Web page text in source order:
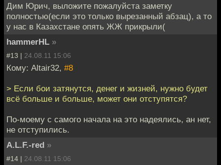
Дим Юрич, выложите пожалуйста заметку
полностью(если это только вырезанный абзац), а то
у нас в Казахстане опять ЖЖ прикрыли(
hammerHL »
#13 | 24.08.11 15:06
Кому: Altair32, #8
> Если бои затянутся, денег и жизней, нужно будет
всё больше и больше, может они отступятся?
По-моему с самого начала на это надеялись, ан нет,
не отступились.
A.L.F.-red »
#14 | 24.08.11 15:06